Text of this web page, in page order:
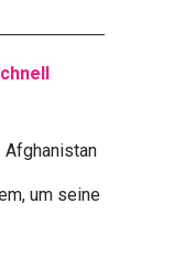
Afghanistan
um seine